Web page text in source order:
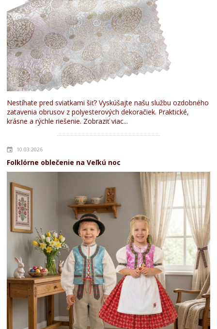
Nestíhate pred sviatkami šiť? Vyskúšajte našu službu ozdobného
zatavenia obrusov z polyesterových dekoračiek. Praktické,
krásne a rýchle riešenie. Zobraziť viac...
10.03.2026
Folklórne oblečenie na Veľkú noc